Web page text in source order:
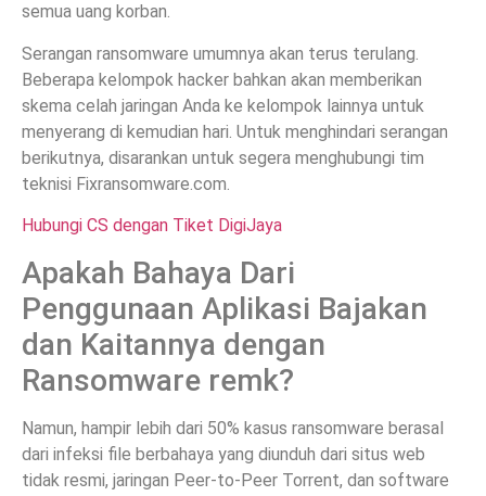
semua uang korban.
Serangan ransomware umumnya akan terus terulang.
Beberapa kelompok hacker bahkan akan memberikan
skema celah jaringan Anda ke kelompok lainnya untuk
menyerang di kemudian hari. Untuk menghindari serangan
berikutnya, disarankan untuk segera menghubungi tim
teknisi Fixransomware.com.
Hubungi CS dengan Tiket DigiJaya
Apakah Bahaya Dari
Penggunaan Aplikasi Bajakan
dan Kaitannya dengan
Ransomware remk?
Namun, hampir lebih dari 50% kasus ransomware berasal
dari infeksi file berbahaya yang diunduh dari situs web
tidak resmi, jaringan Peer-to-Peer Torrent, dan software